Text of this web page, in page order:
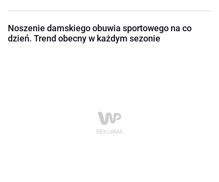
Noszenie damskiego obuwia sportowego na co
dzień. Trend obecny w każdym sezonie